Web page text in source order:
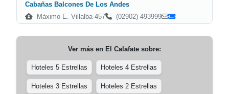
Cabañas Balcones De Los Andes
Máximo E. Villalba 457
(02902) 493999
Ver más en El Calafate sobre:
Hoteles 5 Estrellas Hoteles 4 Estrellas
Hoteles 3 Estrellas Hoteles 2 Estrellas